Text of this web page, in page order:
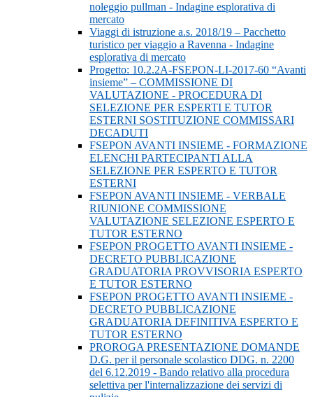
noleggio pullman - Indagine esplorativa di
mercato
Viaggi di istruzione a.s. 2018/19 – Pacchetto
turistico per viaggio a Ravenna - Indagine
esplorativa di mercato
Progetto: 10.2.2A-FSEPON-LI-2017-60 “Avanti
insieme” – COMMISSIONE DI
VALUTAZIONE - PROCEDURA DI
SELEZIONE PER ESPERTI E TUTOR
ESTERNI SOSTITUZIONE COMMISSARI
DECADUTI
FSEPON AVANTI INSIEME - FORMAZIONE
ELENCHI PARTECIPANTI ALLA
SELEZIONE PER ESPERTO E TUTOR
ESTERNI
FSEPON AVANTI INSIEME - VERBALE
RIUNIONE COMMISSIONE
VALUTAZIONE SELEZIONE ESPERTO E
TUTOR ESTERNO
FSEPON PROGETTO AVANTI INSIEME -
DECRETO PUBBLICAZIONE
GRADUATORIA PROVVISORIA ESPERTO
E TUTOR ESTERNO
FSEPON PROGETTO AVANTI INSIEME -
DECRETO PUBBLICAZIONE
GRADUATORIA DEFINITIVA ESPERTO E
TUTOR ESTERNO
PROROGA PRESENTAZIONE DOMANDE
D.G. per il personale scolastico DDG. n. 2200
del 6.12.2019 - Bando relativo alla procedura
selettiva per l'internalizzazione dei servizi di